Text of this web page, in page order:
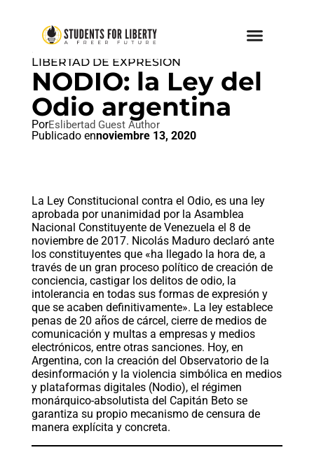
LIBERTAD DE EXPRESIÓN
LIBERTAD DE EXPRESION
NODIO: la Ley del
Odio argentina
PorEslibertad Guest Author
Publicado ennoviembre 13, 2020
La Ley Constitucional contra el Odio, es una ley
aprobada por unanimidad por la Asamblea
Nacional Constituyente de Venezuela​ el 8 de
noviembre de 2017. Nicolás Maduro declaró ante
los constituyentes que «ha llegado la hora de, a
través de un gran proceso político de creación de
conciencia, castigar los delitos de odio, la
intolerancia en todas sus formas de expresión y
que se acaben definitivamente». La ley establece
penas de 20 años de cárcel, cierre de medios de
comunicación y multas a empresas y medios
electrónicos, entre otras sanciones. Hoy, en
Argentina, con la creación del Observatorio de la
desinformación y la violencia simbólica en medios
y plataformas digitales (Nodio), el régimen
monárquico-absolutista del Capitán Beto se
garantiza su propio mecanismo de censura de
manera explícita y concreta.